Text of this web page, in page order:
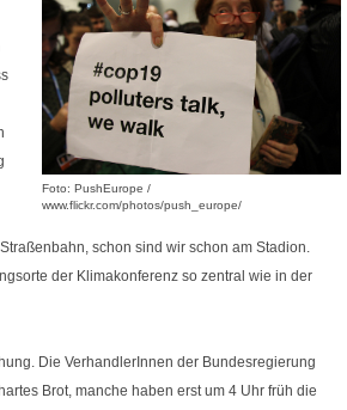
Foto: PushEurope /
www.flickr.com/photos/push_europe/
schon sind wir schon am Stadion.
der Klimakonferenz so zentral wie in der
Die VerhandlerInnen der Bundesregierung
Brot, manche haben erst um 4 Uhr früh die